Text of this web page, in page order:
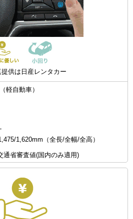
提供は日産レンタカー
軽自動車）
1,620mm（全長/全幅/全高）
省審査値(国内のみ適用)